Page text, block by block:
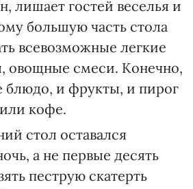
лишает гостей веселья и
большую часть стола
всевозможные легкие
овощные смеси. Конечно,
блюдо, и фрукты, и пирог
кофе.
стол оставался
а не первые десять
пеструю скатерть